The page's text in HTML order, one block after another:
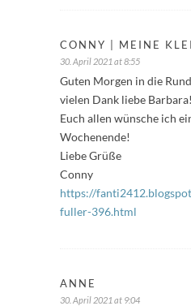
CONNY | MEINE
30. April 2021 at 8:55
Guten Morgen in die
vielen Dank liebe Barbara!
Euch allen wünsche ich
Wochenende!
Liebe Grüße
Conny
https://
fuller-396.html
ANNE
30. April 2021 at 9:04